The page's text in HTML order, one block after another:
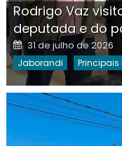
Rodrigo Vaz
deputada e do
Posted
on
31 de julho de 2026
Jaborandi